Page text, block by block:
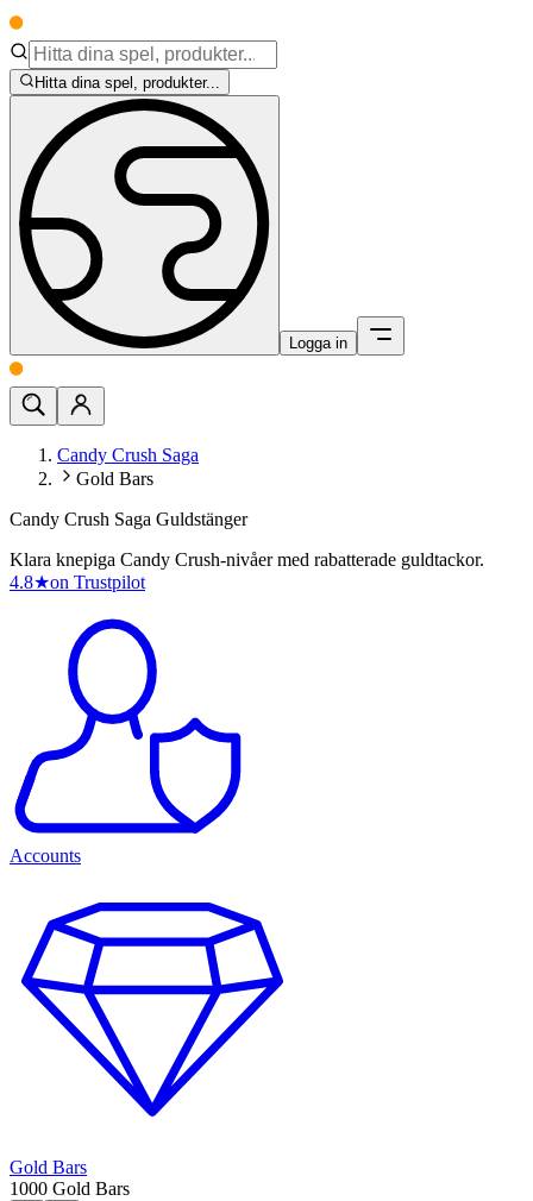
Hitta dina spel, produkter...
Logga in
Candy Crush Saga
Gold Bars
Candy Crush Saga Guldstänger
Klara knepiga Candy Crush-nivåer med rabatterade guldtackor.
4.8★on Trustpilot
Accounts
Gold Bars
1000 Gold Bars